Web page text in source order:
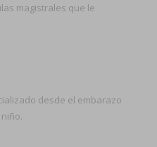
magistrales que le
desde el embarazo